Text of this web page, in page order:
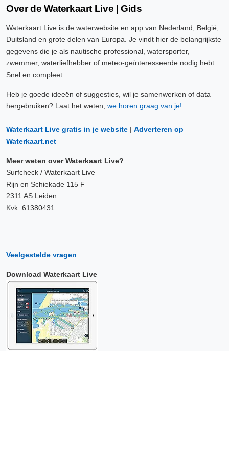
Over de Waterkaart Live | Gids
Waterkaart Live is de waterwebsite en app van Nederland, België,
Duitsland en grote delen van Europa. Je vindt hier de belangrijkste
gegevens die je als nautische professional, watersporter,
zwemmer, waterliefhebber of meteo-geïnteresseerde nodig hebt.
Snel en compleet.
Heb je goede ideeën of suggesties, wil je samenwerken of data
hergebruiken? Laat het weten, we horen graag van je!
Waterkaart Live gratis in je website | Adverteren op
Waterkaart.net
Meer weten over Waterkaart Live?
Surfcheck / Waterkaart Live
Rijn en Schiekade 115 F
2311 AS Leiden
Kvk: 61380431
Veelgestelde vragen
Download Waterkaart Live